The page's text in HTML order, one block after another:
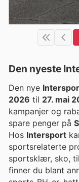
Den nyeste
Den nye
2026 til 27. mai
kampanjer og
spare penger på
Hos Intersport
sportsrelaterte
sportsklær, sko,
finner du blant